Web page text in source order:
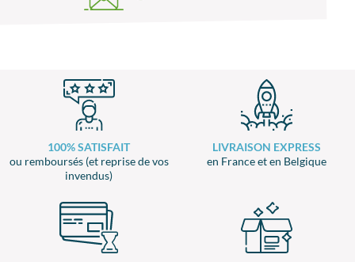
100% SATISFAIT
ou remboursés (et reprise de vos
invendus)
LIVRAISON EXPRESS
en France et en Belgique